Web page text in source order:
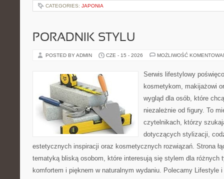
CATEGORIES: JAPONIA
PORADNIK STYLU
POSTED BY ADMIN CZE - 15 - 2026 MOŻLIWOŚĆ
Serwis lifestylowy
kosmetykom, makijażowi
wygląd dla osób, które
niezależnie od figury. To
czytelnikach, którzy
dotyczących stylizacji,
estetycznych inspiracji oraz kosmetycznych rozwiązań. Strona
tematyką bliską osobom, które interesują się stylem dla różnych
komfortem i pięknem w naturalnym wydaniu. Polecamy Lifestyle